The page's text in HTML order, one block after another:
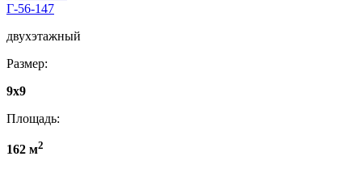
Г-56-147
двухэтажный
Размер:
9x9
Площадь:
162 м2